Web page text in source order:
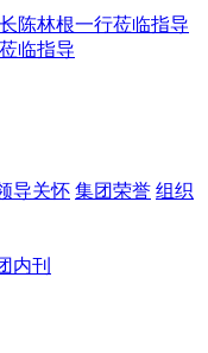
陈林根一行莅临指导
临指导
导关怀 集团荣誉 组织
内刊